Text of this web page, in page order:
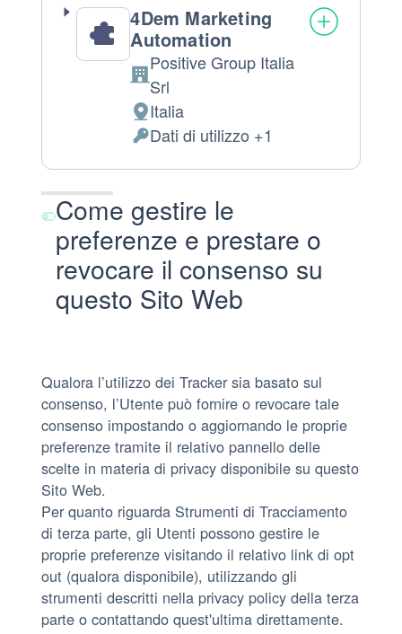
4Dem Marketing
Automation
Azienda:
Positive Group Italia
Srl
Luogo
del
trattamento:
Italia
Dati
Personali
Dati di utilizzo +1
Come gestire le
preferenze e prestare o
revocare il consenso su
questo Sito Web
Qualora l’utilizzo dei Tracker sia basato sul
consenso, l’Utente può fornire o revocare tale
consenso impostando o aggiornando le proprie
preferenze tramite il relativo pannello delle
scelte in materia di privacy disponibile su questo
Sito Web.
Per quanto riguarda Strumenti di Tracciamento
di terza parte, gli Utenti possono gestire le
proprie preferenze visitando il relativo link di opt
out (qualora disponibile), utilizzando gli
strumenti descritti nella privacy policy della terza
parte o contattando quest'ultima direttamente.